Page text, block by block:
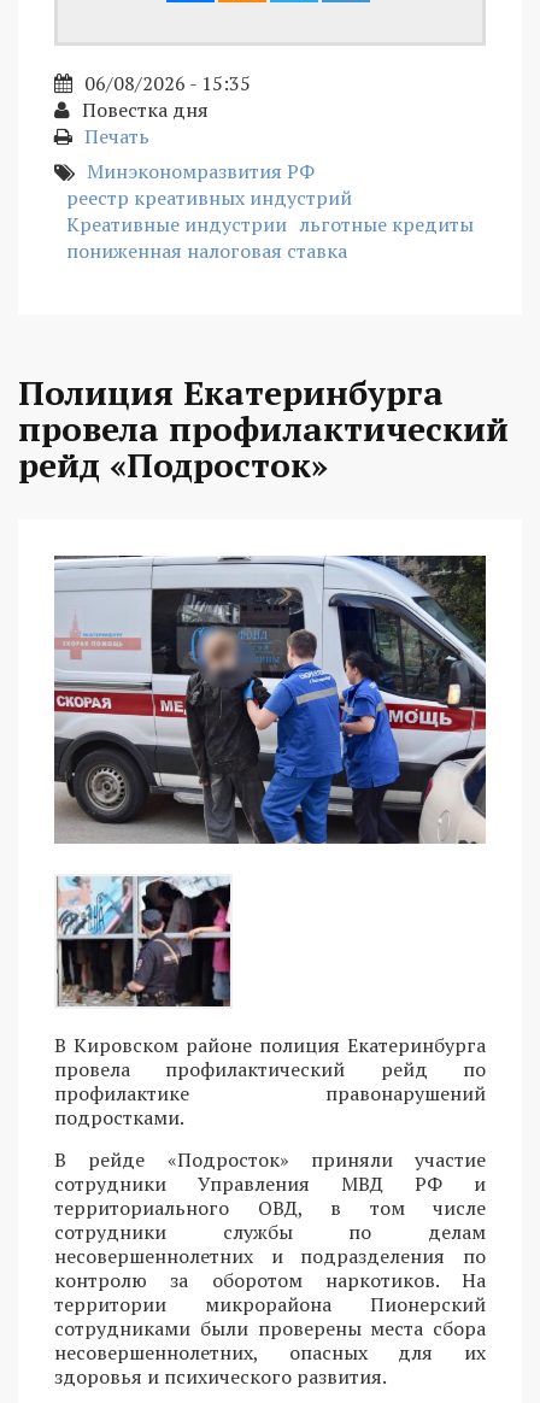
06/08/2026 - 15:35
Повестка дня
Печать
Минэкономразвития РФ
реестр креативных индустрий
Креативные индустрии льготные кредиты
пониженная налоговая ставка
Полиция Екатеринбурга
провела профилактический
рейд «Подросток»
В Кировском районе полиция Екатеринбурга
провела профилактический рейд по
профилактике правонарушений
подростками.
В рейде «Подросток» приняли участие
сотрудники Управления МВД РФ и
территориального ОВД, в том числе
сотрудники службы по делам
несовершеннолетних и подразделения по
контролю за оборотом наркотиков. На
территории микрорайона Пионерский
сотрудниками были проверены места сбора
несовершеннолетних, опасных для их
здоровья и психического развития.